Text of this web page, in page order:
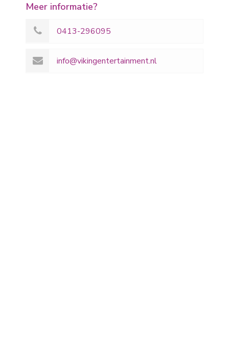
Meer informatie?
0413-296095
info@vikingentertainment.nl